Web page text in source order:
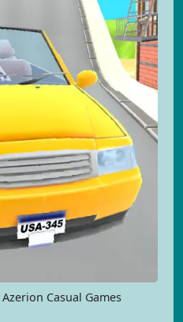
Azerion Casual Games